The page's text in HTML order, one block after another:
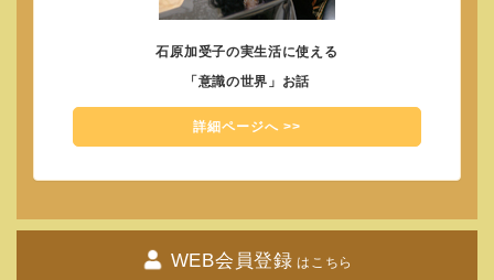
個人セッション、電話での通信講座も行って
ずっと、苦しいままで、その苦しみをやり過
ごして生きるのか。
未来に向けて確実に変わっていく自分を喜べ
決めるのは、あなた自身です。
じっと動かずに待っていて得られるものでは
石原加受子の実生活に使える
「意識の世界」お話
詳細ページへ >>
WEB会員登録 はこちら